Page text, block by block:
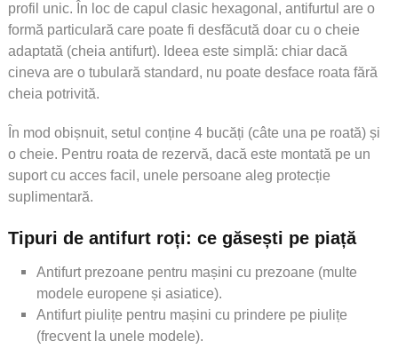
profil unic. În loc de capul clasic hexagonal, antifurtul are o
formă particulară care poate fi desfăcută doar cu o cheie
adaptată (cheia antifurt). Ideea este simplă: chiar dacă
cineva are o tubulară standard, nu poate desface roata fără
cheia potrivită.
În mod obișnuit, setul conține 4 bucăți (câte una pe roată) și
o cheie. Pentru roata de rezervă, dacă este montată pe un
suport cu acces facil, unele persoane aleg protecție
suplimentară.
Tipuri de antifurt roți: ce găsești pe piață
Antifurt prezoane pentru mașini cu prezoane (multe
modele europene și asiatice).
Antifurt piulițe pentru mașini cu prindere pe piulițe
(frecvent la unele modele).